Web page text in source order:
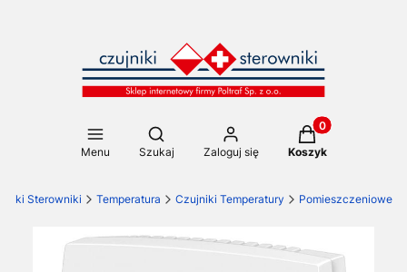
Menu
Otwórz wyszukiwarkę
Szukaj Zaloguj się
Produkty w
Koszyk
Sterowniki Temperatura Czujniki Temperatury Pomieszczeniowe